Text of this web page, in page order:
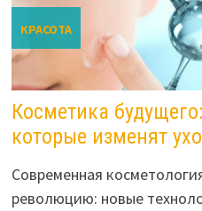
КРАСОТА
Косметика
которые изменят
Современная
революцию: новые